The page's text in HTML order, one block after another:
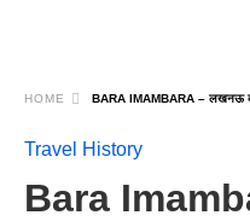
HOME BARA IMAMBARA – लखनऊ
Travel History
Bara